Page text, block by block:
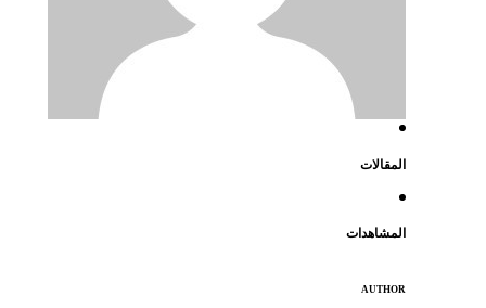
المقالات
المشاهدات
AUTHOR